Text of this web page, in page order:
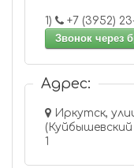
1)
+7
Звонок через
Адрес:
Иркутск,
(Куйбышевский
1